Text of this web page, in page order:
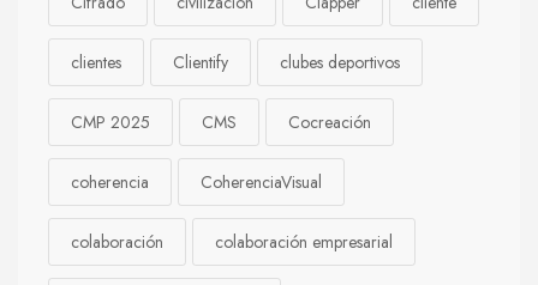
clientes Clientify clubes deportivos
CMP 2025 CMS Cocreación
coherencia CoherenciaVisual
colaboración colaboración empresarial